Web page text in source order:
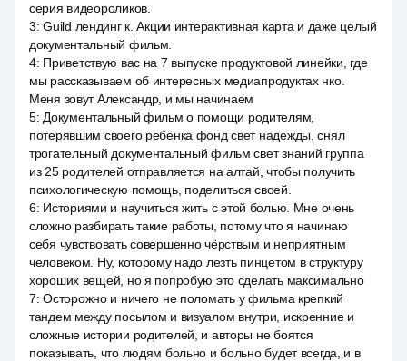
серия видеороликов.
3:Guild лендинг к. Акции интерактивная карта и даже целый
документальный фильм.
4: Приветствую вас на 7 выпуске продуктовой линейки, где
мы рассказываем об интересных медиапродуктах нко.
Меня зовут Александр, и мы начинаем
5: Документальный фильм о помощи родителям,
потерявшим своего ребёнка фонд свет надежды, снял
трогательный документальный фильм свет знаний группа
из 25 родителей отправляется на алтай, чтобы получить
психологическую помощь, поделиться своей.
6: Историями и научиться жить с этой болью. Мне очень
сложно разбирать такие работы, потому что я начинаю
себя чувствовать совершенно чёрствым и неприятным
человеком. Ну, которому надо лезть пинцетом в структуру
хороших вещей, но я попробую это сделать максимально
7:Осторожно и ничего не поломать у фильма крепкий
тандем между посылом и визуалом внутри, искренние и
сложные истории родителей, и авторы не боятся
показывать, что людям больно и больно будет всегда, и в